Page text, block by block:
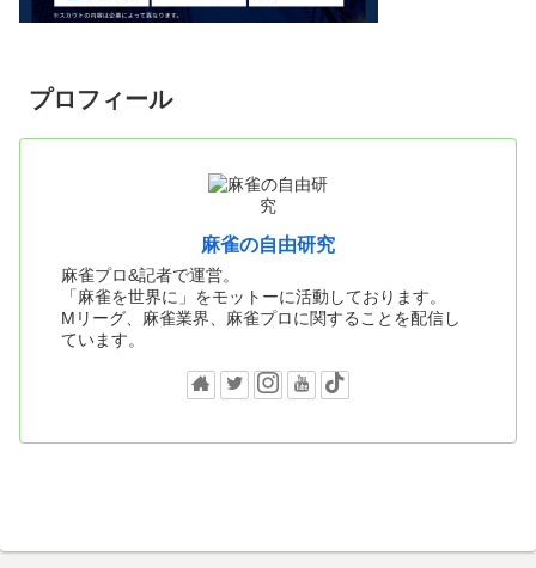
プロフィール
麻雀の自由研究
麻雀プロ&記者で運営。
「麻雀を世界に」をモットーに活動しております。
Mリーグ、麻雀業界、麻雀プロに関することを配信し
ています。